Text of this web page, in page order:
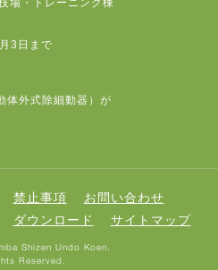
場・トレーニング棟
3日まで
体外式除細動器）が
禁止事項
お問い合わせ
ダウンロード サイトマップ
Shizen Undo Koen.
Reserved.